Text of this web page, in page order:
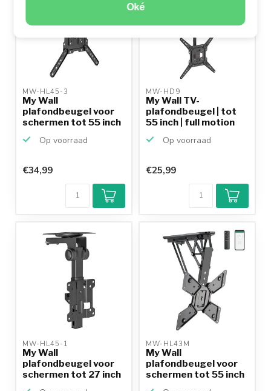
Oké
MW-HL45-3
My Wall
plafondbeugel voor
schermen tot 55 inch
Op voorraad
€34,99
MW-HD9
My Wall TV-
plafondbeugel | tot
55 inch | full motion
Op voorraad
€25,99
MW-HL45-1
My Wall
plafondbeugel voor
schermen tot 27 inch
MW-HL43M
My Wall
plafondbeugel voor
schermen tot 55 inch